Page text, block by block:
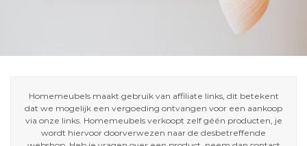
Homemeubels maakt gebruik van affiliate links, dit betekent
dat we mogelijk een vergoeding ontvangen voor een aankoop
via onze links. Homemeubels verkoopt zelf géén producten, je
wordt hiervoor doorverwezen naar de desbetreffende